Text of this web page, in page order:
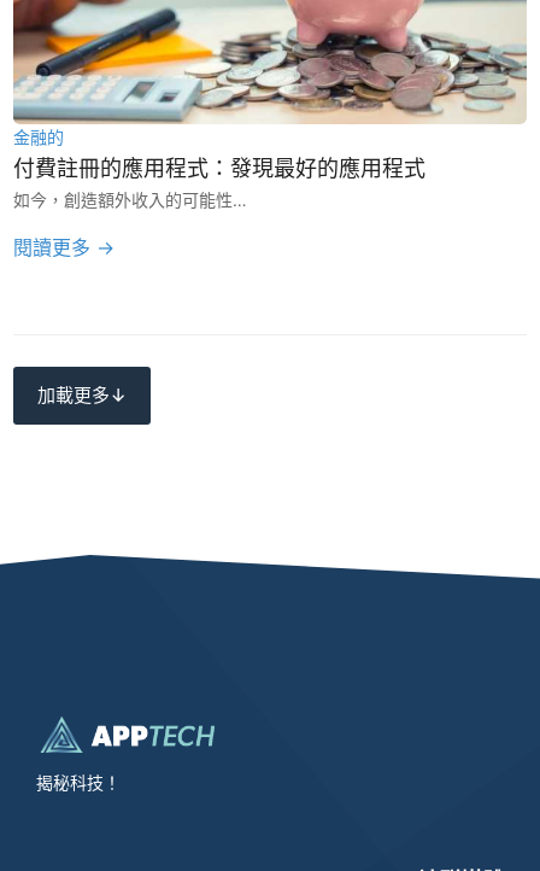
金融的
付費註冊的應用程式：發現最好的應用程式
如今，創造額外收入的可能性…
閱讀更多 →
加載更多↓
揭秘科技！